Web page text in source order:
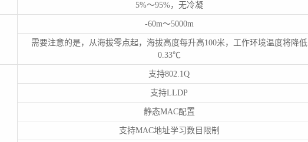
5%～95%，无冷凝
-60m～5000m
需要注意的是，从海拔零点起，海拔高度每升高100米，工作环境温度将降低
0.33℃
支持802.1Q
支持LLDP
静态MAC配置
支持MAC地址学习数目限制